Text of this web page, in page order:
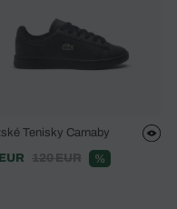
Tenisky Carnaby
120 EUR %